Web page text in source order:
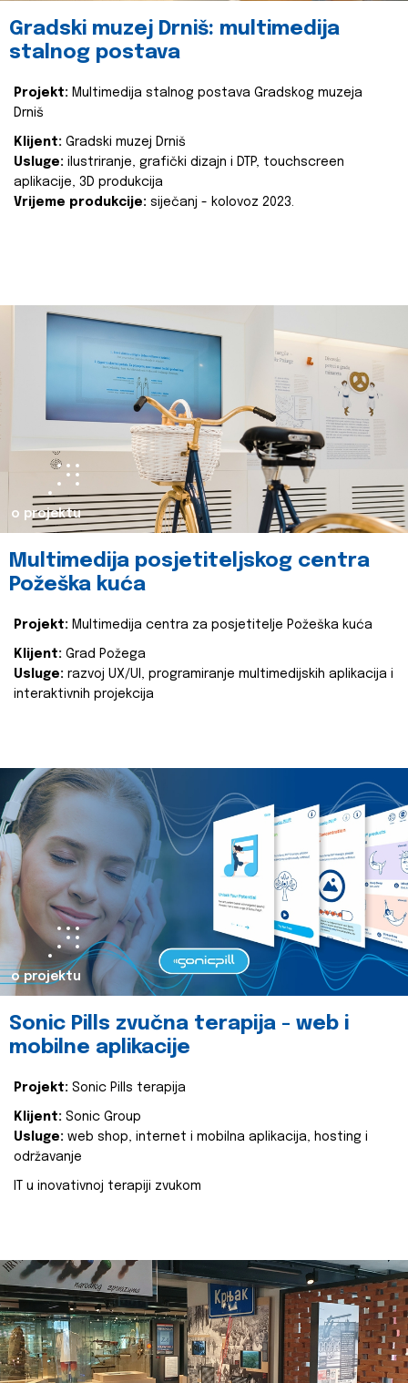
Gradski muzej Drniš: multimedija
stalnog postava
Projekt: Multimedija stalnog postava Gradskog muzeja
Drniš
Klijent: Gradski muzej Drniš
Usluge: ilustriranje, grafički dizajn i DTP, touchscreen
aplikacije, 3D produkcija
Vrijeme produkcije: siječanj - kolovoz 2023.
o projektu
Multimedija posjetiteljskog centra
Požeška kuća
Projekt: Multimedija centra za posjetitelje Požeška kuća
Klijent: Grad Požega
Usluge: razvoj UX/UI, programiranje multimedijskih aplikacija i
interaktivnih projekcija
o projektu
Sonic Pills zvučna terapija - web i
mobilne aplikacije
Projekt: Sonic Pills terapija
Klijent: Sonic Group
Usluge: web shop, internet i mobilna aplikacija, hosting i
održavanje
IT u inovativnoj terapiji zvukom